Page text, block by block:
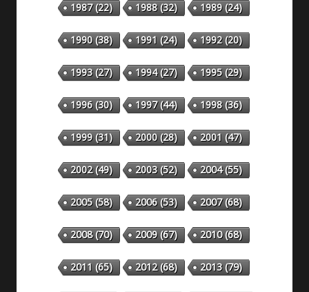
1987(22) 1988(32) 1989(24)
1990(38) 1991 (24) 1992(20)
1993(27) 1994(27) 1995(29)
1996(30) 1997(44) 1998(36)
1999(31) 2000(28) 2001 (47)
2002(49) 2003(52) 2004(55)
2005(58) 2006(53) 2007(68)
2008(70) 2009(67) 2010(68)
2011 (65) 2012(68) 2013(79)